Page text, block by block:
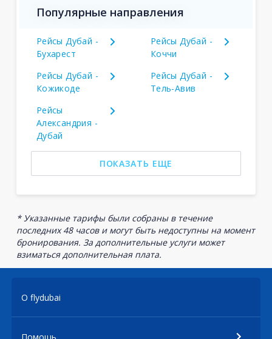
Популярные направления
Рейсы Дубай -
Бухарест
Рейсы Дубай -
Коччи
Рейсы Дубай -
Кожикоде
Рейсы Дубай -
Тель-Авив
Рейсы
Александрия -
Дубай
ПОКАЗАТЬ ЕЩЕ
* Указанные тарифы были собраны в течение
последних 48 часов и могут быть недоступны на момент
бронирования. За дополнительные услуги может
взиматься дополнительная плата.
О flydubai
Помощь